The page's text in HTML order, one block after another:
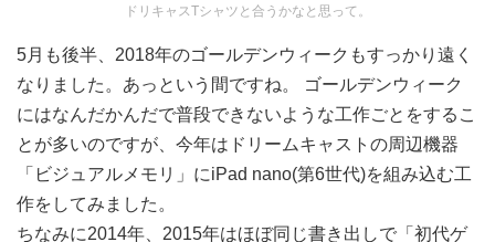
ドリキャスTシャツと合うかなと思って。
5月も後半、2018年のゴールデンウィークもすっかり遠く
なりました。あっという間ですね。 ゴールデンウィーク
にはなんだかんだで普段できないような工作ごとをするこ
とが多いのですが、今年はドリームキャストの周辺機器
「ビジュアルメモリ」にiPad nano(第6世代)を組み込む工
作をしてみました。
ちなみに2014年、2015年はほぼ同じ書き出しで「初代ゲ